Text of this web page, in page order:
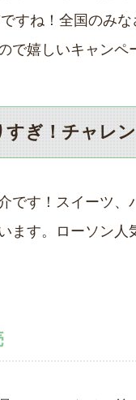
すね！全国のみ
で嬉しいキャンペ
すぎ！チャレ
です！スイーツ
ます。ローソン